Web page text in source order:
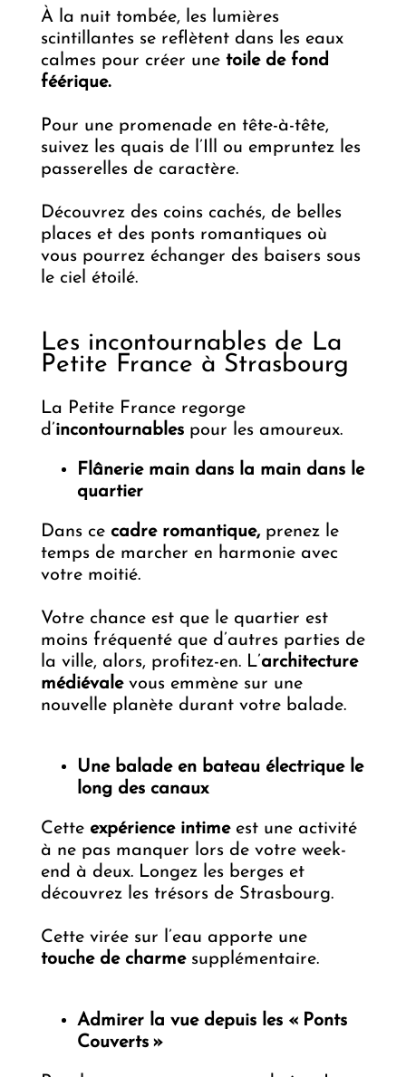
À la nuit tombée, les lumières
scintillantes se reflètent dans les eaux
calmes pour créer une toile de fond
féérique.
Pour une promenade en tête-à-tête,
suivez les quais de l’Ill ou empruntez les
passerelles de caractère.
Découvrez des coins cachés, de belles
places et des ponts romantiques où
vous pourrez échanger des baisers sous
le ciel étoilé.
Les incontournables de La
Petite France à Strasbourg
La Petite France regorge
d’incontournables pour les amoureux.
Flânerie main dans la main dans le
quartier
Dans ce cadre romantique,prenez le
temps de marcher en harmonie avec
votre moitié.
Votre chance est que le quartier est
moins fréquenté que d’autres parties de
la ville, alors, profitez-en. L’architecture
médiévale vous emmène sur une
nouvelle planète durant votre balade.
Une balade en bateau électrique le
long des canaux
Cette expérience intimeest une activité
à ne pas manquer lors de votre week-
end à deux. Longez les berges et
découvrez les trésors de Strasbourg.
Cette virée sur l’eau apporte une
touche de charmesupplémentaire.
Admirer la vue depuis les « Ponts
Couverts »